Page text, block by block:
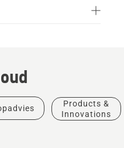
Products &
Innovations